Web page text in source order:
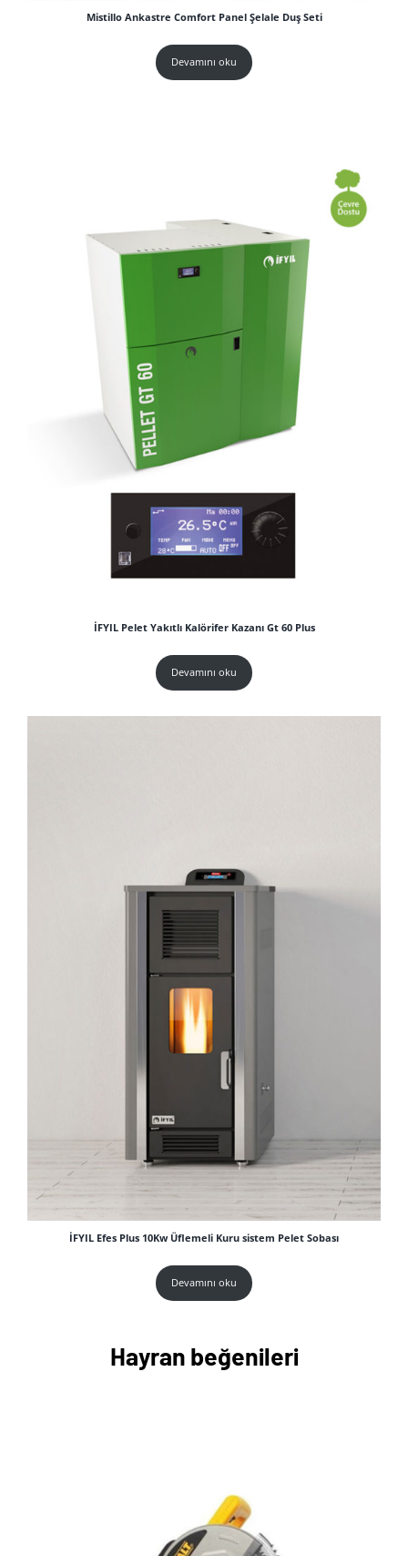
Mistillo Ankastre Comfort Panel Şelale Duş Seti
Devamını oku
İFYIL Pelet Yakıtlı Kalörifer Kazanı Gt 60 Plus
Devamını oku
İFYIL Efes Plus 10Kw Üflemeli Kuru sistem Pelet Sobası
Devamını oku
Hayran beğenileri